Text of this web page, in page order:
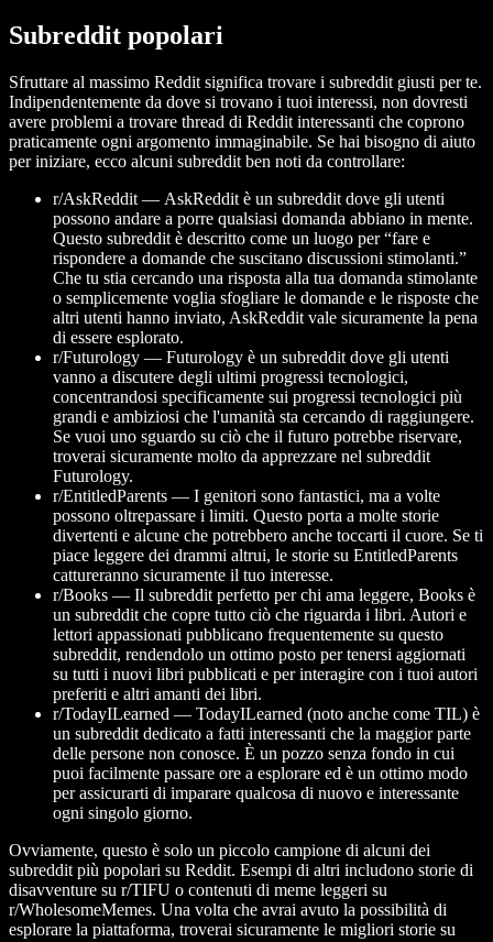
Subreddit popolari
Sfruttare al massimo Reddit significa trovare i subreddit giusti per te.
Indipendentemente da dove si trovano i tuoi interessi, non dovresti
avere problemi a trovare thread di Reddit interessanti che coprono
praticamente ogni argomento immaginabile. Se hai bisogno di aiuto
per iniziare, ecco alcuni subreddit ben noti da controllare:
r/AskReddit — AskReddit è un subreddit dove gli utenti
possono andare a porre qualsiasi domanda abbiano in mente.
Questo subreddit è descritto come un luogo per “fare e
rispondere a domande che suscitano discussioni stimolanti.”
Che tu stia cercando una risposta alla tua domanda stimolante
o semplicemente voglia sfogliare le domande e le risposte che
altri utenti hanno inviato, AskReddit vale sicuramente la pena
di essere esplorato.
r/Futurology — Futurology è un subreddit dove gli utenti
vanno a discutere degli ultimi progressi tecnologici,
concentrandosi specificamente sui progressi tecnologici più
grandi e ambiziosi che l'umanità sta cercando di raggiungere.
Se vuoi uno sguardo su ciò che il futuro potrebbe riservare,
troverai sicuramente molto da apprezzare nel subreddit
Futurology.
r/EntitledParents — I genitori sono fantastici, ma a volte
possono oltrepassare i limiti. Questo porta a molte storie
divertenti e alcune che potrebbero anche toccarti il cuore. Se ti
piace leggere dei drammi altrui, le storie su EntitledParents
cattureranno sicuramente il tuo interesse.
r/Books — Il subreddit perfetto per chi ama leggere, Books è
un subreddit che copre tutto ciò che riguarda i libri. Autori e
lettori appassionati pubblicano frequentemente su questo
subreddit, rendendolo un ottimo posto per tenersi aggiornati
su tutti i nuovi libri pubblicati e per interagire con i tuoi autori
preferiti e altri amanti dei libri.
r/TodayILearned — TodayILearned (noto anche come TIL) è
un subreddit dedicato a fatti interessanti che la maggior parte
delle persone non conosce. È un pozzo senza fondo in cui
puoi facilmente passare ore a esplorare ed è un ottimo modo
per assicurarti di imparare qualcosa di nuovo e interessante
ogni singolo giorno.
Ovviamente, questo è solo un piccolo campione di alcuni dei
subreddit più popolari su Reddit. Esempi di altri includono storie di
disavventure su r/TIFU o contenuti di meme leggeri su
r/WholesomeMemes. Una volta che avrai avuto la possibilità di
esplorare la piattaforma, troverai sicuramente le migliori storie su